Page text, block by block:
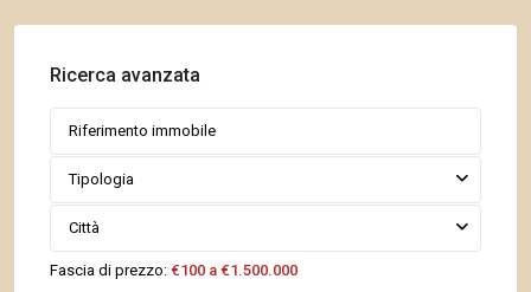
Ricerca avanzata
Tipologia
Città
Fascia di prezzo: €100 a €1.500.000